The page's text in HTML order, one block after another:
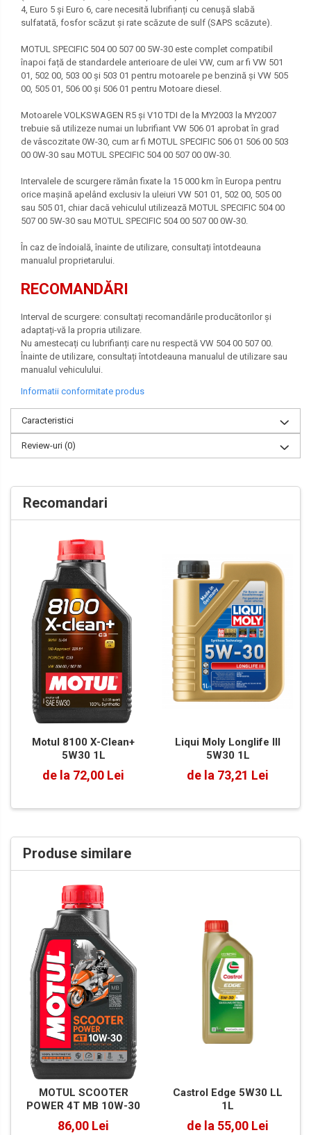
4, Euro 5 și Euro 6, care necesită lubrifianți cu cenușă slabă
sulfatată, fosfor scăzut și rate scăzute de sulf (SAPS scăzute).
MOTUL SPECIFIC 504 00 507 00 5W-30 este complet compatibil
înapoi față de standardele anterioare de ulei VW, cum ar fi VW 501
01, 502 00, 503 00 și 503 01 pentru motoarele pe benzină și VW 505
00, 505 01, 506 00 și 506 01 pentru Motoare diesel.
Motoarele VOLKSWAGEN R5 și V10 TDI de la MY2003 la MY2007
trebuie să utilizeze numai un lubrifiant VW 506 01 aprobat în grad
de vâscozitate 0W-30, cum ar fi MOTUL SPECIFIC 506 01 506 00 503
00 0W-30 sau MOTUL SPECIFIC 504 00 507 00 0W-30.
Intervalele de scurgere rămân fixate la 15 000 km în Europa pentru
orice mașină apelând exclusiv la uleiuri VW 501 01, 502 00, 505 00
sau 505 01, chiar dacă vehiculul utilizează MOTUL SPECIFIC 504 00
507 00 5W-30 sau MOTUL SPECIFIC 504 00 507 00 0W-30.
În caz de îndoială, înainte de utilizare, consultați întotdeauna
manualul proprietarului.
RECOMANDĂRI
Interval de scurgere: consultați recomandările producătorilor și
adaptați-vă la propria utilizare.
Nu amestecați cu lubrifianți care nu respectă VW 504 00 507 00.
Înainte de utilizare, consultați întotdeauna manualul de utilizare sau
manualul vehiculului.
Informatii conformitate produs
Caracteristici
Review-uri (0)
Recomandari
Motul 8100 X-Clean+
5W30 1L
de la 72,00 Lei
Liqui Moly Longlife III
5W30 1L
de la 73,21 Lei
Produse similare
MOTUL SCOOTER
POWER 4T MB 10W-30
86,00 Lei
Castrol Edge 5W30 LL
1L
de la 55,00 Lei